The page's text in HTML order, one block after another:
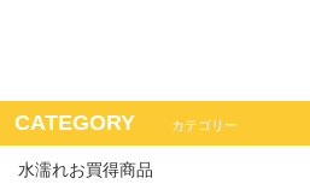
CATEGORY カテゴリー
水濡れお買得商品